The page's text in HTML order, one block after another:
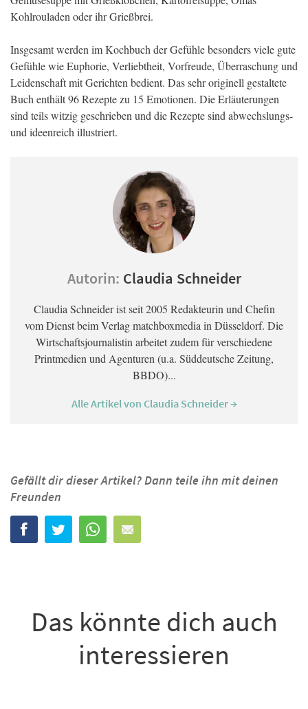
Kohlrouladen oder ihr Grießbrei.
Insgesamt werden im Kochbuch der Gefühle besonders viele gute
Gefühle wie Euphorie, Verliebtheit, Vorfreude, Überraschung und
Leidenschaft mit Gerichten bedient. Das sehr originell gestaltete
Buch enthält 96 Rezepte zu 15 Emotionen. Die Erläuterungen
sind teils witzig geschrieben und die Rezepte sind abwechslungs-
und ideenreich illustriert.
Autorin: Claudia Schneider
Claudia Schneider ist seit 2005 Redakteurin und Chefin
vom Dienst beim Verlag matchboxmedia in Düsseldorf. Die
Wirtschaftsjournalistin arbeitet zudem für verschiedene
Printmedien und Agenturen (u.a. Süddeutsche Zeitung,
BBDO)...
Alle Artikel von Claudia Schneider →
Gefällt dir dieser Artikel? Dann teile ihn mit deinen
Freunden
Das könnte dich auch
interessieren